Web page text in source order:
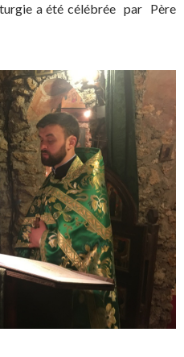
a été célébrée par Père